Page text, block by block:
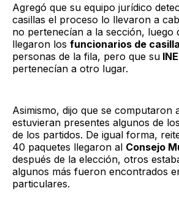
Agregó que su equipo jurídico
casillas el proceso lo llevaron a
no pertenecían a la sección, luego
llegaron los funcionarios de
personas de la fila, pero que su INE
pertenecían a otro lugar.
Asimismo, dijo que se computaron
estuvieran presentes algunos de
de los partidos. De igual forma,
40 paquetes llegaron al Consejo
después de la elección, otros
algunos más fueron encontrados
particulares.